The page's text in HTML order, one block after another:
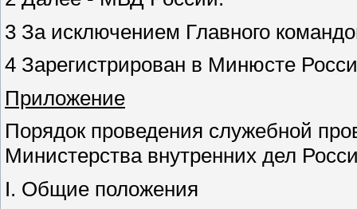
3 За исключением Главного
4 Зарегистрирован в Минюсте
Приложение
Порядок проведения служебной
Министерства внутренних дел
I. Общие положения